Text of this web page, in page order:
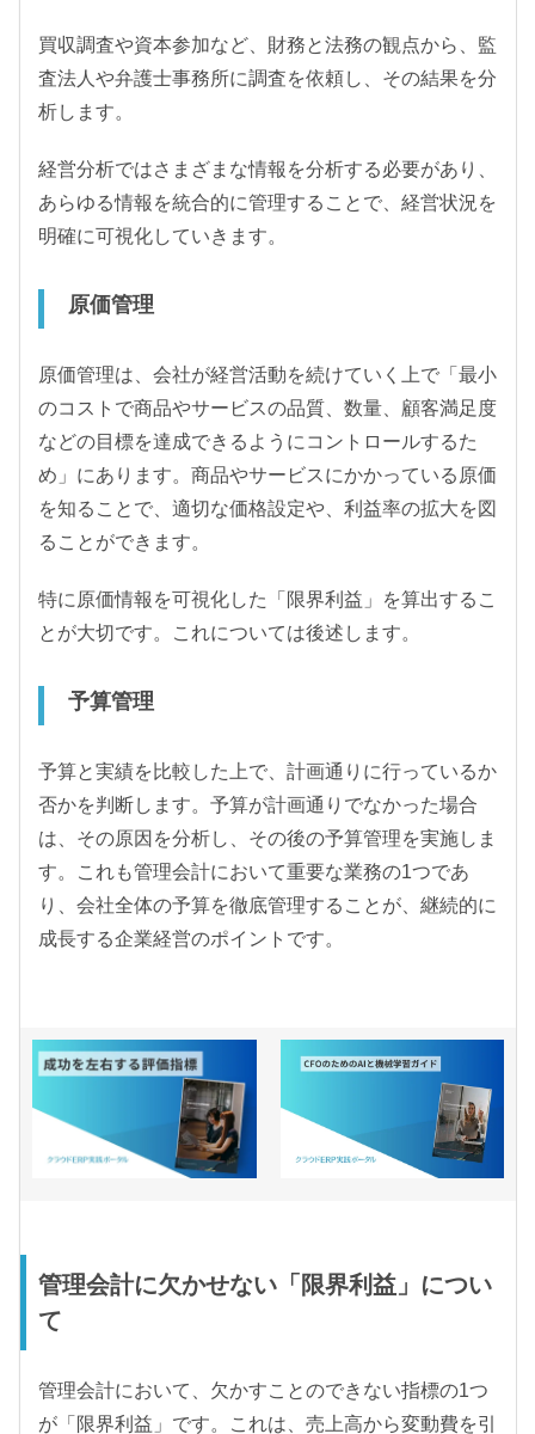
買収調査や資本参加など、財務と法務の観点から、監
査法人や弁護士事務所に調査を依頼し、その結果を分
析します。
経営分析ではさまざまな情報を分析する必要があり、
あらゆる情報を統合的に管理することで、経営状況を
明確に可視化していきます。
原価管理
原価管理は、会社が経営活動を続けていく上で「最小
のコストで商品やサービスの品質、数量、顧客満足度
などの目標を達成できるようにコントロールするた
め」にあります。商品やサービスにかかっている原価
を知ることで、適切な価格設定や、利益率の拡大を図
ることができます。
特に原価情報を可視化した「限界利益」を算出するこ
とが大切です。これについては後述します。
予算管理
予算と実績を比較した上で、計画通りに行っているか
否かを判断します。予算が計画通りでなかった場合
は、その原因を分析し、その後の予算管理を実施しま
す。これも管理会計において重要な業務の1つであ
り、会社全体の予算を徹底管理することが、継続的に
成長する企業経営のポイントです。
管理会計に欠かせない「限界利益」につい
て
管理会計において、欠かすことのできない指標の1つ
が「限界利益」です。これは、売上高から変動費を引